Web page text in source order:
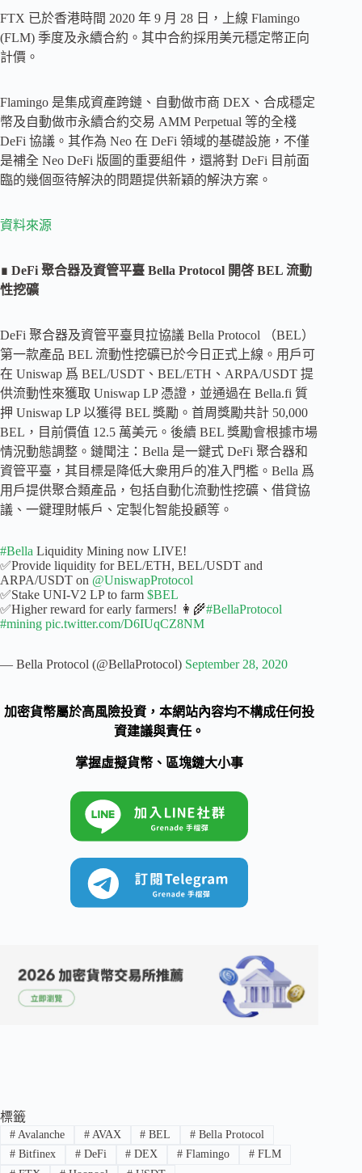
FTX 已於香港時間 2020 年 9 月 28 日，上線 Flamingo
(FLM) 季度及永續合約。其中合約採用美元穩定幣正向
計價。
Flamingo 是集成資產跨鏈、自動做市商 DEX、合成穩定
幣及自動做市永續合約交易 AMM Perpetual 等的全棧
DeFi 協議。其作為 Neo 在 DeFi 領域的基礎設施，不僅
是補全 Neo DeFi 版圖的重要組件，還將對 DeFi 目前面
臨的幾個亟待解決的問題提供新穎的解決方案。
資料來源
∎ DeFi 聚合器及資管平臺 Bella Protocol 開啓 BEL 流動
性挖礦
DeFi 聚合器及資管平臺貝拉協議 Bella Protocol （BEL）
第一款產品 BEL 流動性挖礦已於今日正式上線。用戶可
在 Uniswap 爲 BEL/USDT、BEL/ETH、ARPA/USDT 提
供流動性來獲取 Uniswap LP 憑證，並通過在 Bella.fi 質
押 Uniswap LP 以獲得 BEL 獎勵。首周獎勵共計 50,000
BEL，目前價值 12.5 萬美元。後續 BEL 獎勵會根據市場
情況動態調整。鏈聞注：Bella 是一鍵式 DeFi 聚合器和
資管平臺，其目標是降低大衆用戶的准入門檻。Bella 爲
用戶提供聚合類產品，包括自動化流動性挖礦、借貸協
議、一鍵理財帳戶、定製化智能投顧等。
#Bella Liquidity Mining now LIVE!
✅Provide liquidity for BEL/ETH, BEL/USDT and
ARPA/USDT on @UniswapProtocol
✅Stake UNI-V2 LP to farm $BEL
✅Higher reward for early farmers! 👩‍🌾#BellaProtocol
#mining pic.twitter.com/D6IUqCZ8NM
— Bella Protocol (@BellaProtocol) September 28, 2020
加密貨幣屬於高風險投資，本網站內容均不構成任何投
資建議與責任。
掌握虛擬貨幣、區塊鏈大小事
標籤
#Avalanche #AVAX # BEL # Bella Protocol
#Bitfinex #DeFi # DEX # Flamingo # FLM